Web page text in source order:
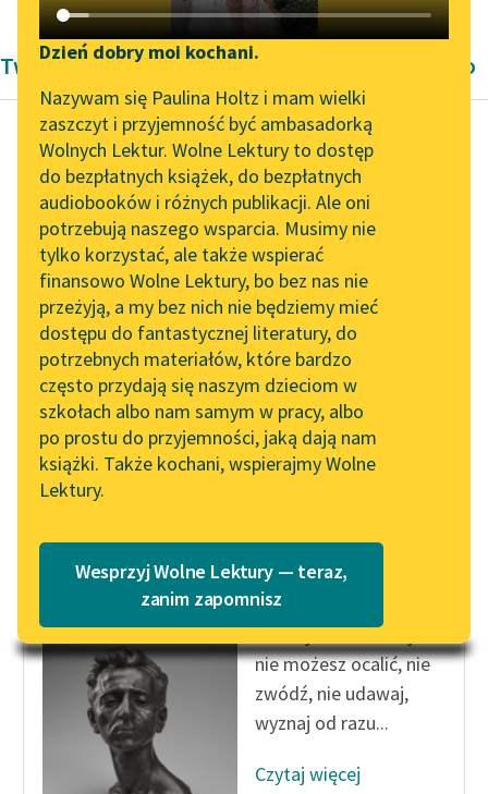
Katalog DAISY
Podkasty o książkach
Zgłoś brak utworu
Aktualności
„Prokurator Alicja Horn”
do słuchania
Byliśmy częścią AI Impact
Lab
Zapraszamy na spotkanie
online z tłumaczkami
literatury skandynawskiej
Spotkanie z Katarzyną
Tunkiel w Oslo
102. lata temu zmarł
Joseph Conrad
Lektury szkolne i klasyka
literatury do słuchania dla
uczennic i uczniów z
niepełnosprawnościami
E-kolekcja lektur
szkolnych i literatury do
słuchania dla uczennic i
Narzędzia
Mapa Wolnych Lektur
Leśmianator
Przewodnik dla piszących i
czytających
API
OAI-PMH
Widget Wolnych Lektur
Przypisy
Katalog w formacie PDF
Dzień dobry moi kochani.
Nazywam się Paulina Holtz i mam wielki
zaszczyt i przyjemność być ambasadorką
Wolnych Lektur. Wolne Lektury to dostęp
do bezpłatnych książek, do bezpłatnych
audiobooków i różnych publikacji. Ale oni
potrzebują naszego wsparcia. Musimy nie
tylko korzystać, ale także wspierać
finansowo Wolne Lektury, bo bez nas nie
przeżyją, a my bez nich nie będziemy mieć
dostępu do fantastycznej literatury, do
potrzebnych materiałów, które bardzo
często przydają się naszym dzieciom w
szkołach albo nam samym w pracy, albo
po prostu do przyjemności, jaką dają nam
książki. Także kochani, wspierajmy Wolne
Lektury.
Wesprzyj Wolne Lektury — teraz,
zanim zapomnisz
Twórczość Romantyzm Zygmunta Krasińskiego
Zygmunt Krasiński
Irydion
Na co próśb i żalów
tyle. — Zdarzało się za
dawnych czasów, że
można było śmiercią...
Czytaj więcej
Irydion
O ratuj mnie — lub jeśli
nie możesz ocalić, nie
zwódź, nie udawaj,
wyznaj od razu...
Czytaj więcej